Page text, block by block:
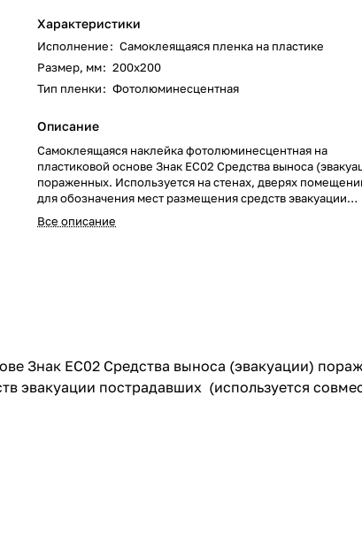
Характеристики
Исполнение: Самоклеящаяся пленка на пластике
Размер, мм: 200х200
Тип пленки: Фотолюминесцентная
Описание
Самоклеящаяся наклейка фотолюминесцентная на
пластиковой основе Знак EC02 Средства выноса
пораженных. Используется на стенах, дверях
для обозначения мест размещения средств эвакуации
пострадавших (используется совместно с другими
пожарной безопасности).
Все описание
Знак EC02 Средства выноса (эвакуации)
эвакуации пострадавших (используется